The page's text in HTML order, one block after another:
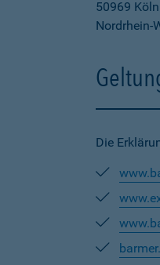
50969 Köln
Nordrhein-
Die